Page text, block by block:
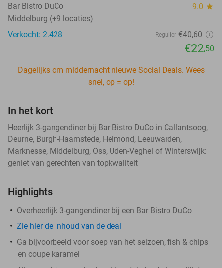
Bar Bistro DuCo 9.0 star
Middelburg (+9 locaties)
Verkocht: 2.428
Regulier €40,60
€22,50
Dagelijks om middernacht nieuwe Social Deals. Wees
snel, op = op!
In het kort
Heerlijk 3-gangendiner bij Bar Bistro DuCo in Callantsoog,
Deurne, Burgh-Haamstede, Helmond, Leeuwarden,
Marknesse, Middelburg, Oss, Uden-Veghel of Winterswijk:
geniet van gerechten van topkwaliteit
Highlights
Overheerlijk 3-gangendiner bij een Bar Bistro DuCo
Zie hier de inhoud van de deal
Ga bijvoorbeeld voor soep van het seizoen, fish & chips
en coupe karamel